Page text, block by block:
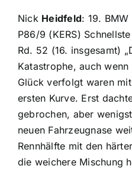
Nick Heidfeld: 19.
P86/9 (KERS)
Rd. 52 (16. insgesamt)
Katastrophe, auch
Glück verfolgt waren
ersten Kurve. Erst
gebrochen, aber
neuen Fahrzeugnase
Rennhälfte mit den
die weichere Mischung